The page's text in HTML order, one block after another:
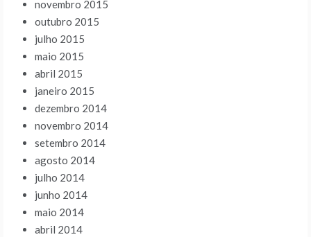
novembro 2015
outubro 2015
julho 2015
maio 2015
abril 2015
janeiro 2015
dezembro 2014
novembro 2014
setembro 2014
agosto 2014
julho 2014
junho 2014
maio 2014
abril 2014